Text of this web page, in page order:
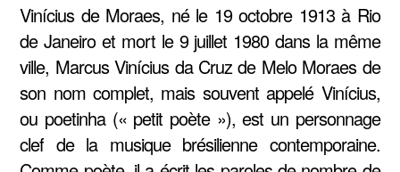
Vinícius de Moraes, né le 19 octobre 1913 à Rio
de Janeiro et mort le 9 juillet 1980 dans la même
ville, Marcus Vinícius da Cruz de Melo Moraes de
son nom complet, mais souvent appelé Vinícius,
ou poetinha (« petit poète »), est un personnage
clef de la musique brésilienne contemporaine.